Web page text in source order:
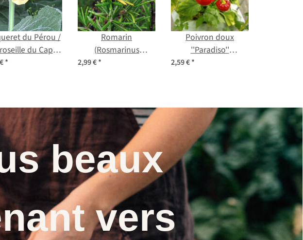
du Pérou /
du Cap
peruviana)
*
Romarin
(Rosmarinus
officinalis) Bio
2,99 €*
Poivron doux
''Paradiso''
(Capsicum
2,59 €*
beaux
vers